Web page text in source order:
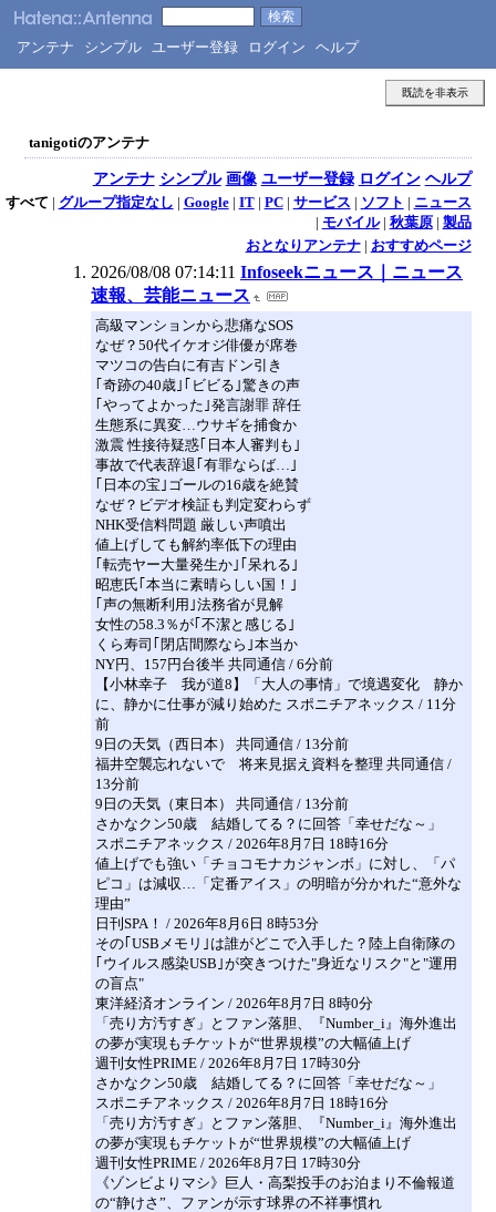
アンテナ シンプル ユーザー登録 ログイン ヘルプ
既読を非表示
tanigotiのアンテナ
アンテナ シンプル 画像 ユーザー登録 ログイン ヘルプ
すべて | グループ指定なし | Google| IT| PC| サービス | ソフト | ニュース
| モバイル| 秋葉原| 製品
おとなりアンテナ| おすすめページ
2026/08/08 07:14:11 Infoseekニュース｜ニュース
速報、芸能ニュース
高級マンションから悲痛なSOS
なぜ？50代イケオジ俳優が席巻
マツコの告白に有吉ドン引き
｢奇跡の40歳｣｢ビビる｣驚きの声
｢やってよかった｣発言謝罪 辞任
生態系に異変…ウサギを捕食か
激震 性接待疑惑｢日本人審判も｣
事故で代表辞退｢有罪ならば…｣
｢日本の宝｣ゴールの16歳を絶賛
なぜ？ビデオ検証も判定変わらず
NHK受信料問題 厳しい声噴出
値上げしても解約率低下の理由
｢転売ヤー大量発生か｣｢呆れる｣
昭恵氏｢本当に素晴らしい国！｣
｢声の無断利用｣法務省が見解
女性の58.3％が｢不潔と感じる｣
くら寿司｢閉店間際なら｣本当か
NY円、157円台後半 共同通信 / 6分前
【小林幸子 我が道8】「大人の事情」で境遇変化 静か
に、静かに仕事が減り始めた スポニチアネックス / 11分
前
9日の天気（西日本） 共同通信 / 13分前
福井空襲忘れないで 将来見据え資料を整理 共同通信 /
13分前
9日の天気（東日本） 共同通信 / 13分前
さかなクン50歳 結婚してる？に回答「幸せだな～」
スポニチアネックス / 2026年8月7日 18時16分
値上げでも強い「チョコモナカジャンボ」に対し、「パ
ピコ」は減収…「定番アイス」の明暗が分かれた“意外な
理由”
日刊SPA！ / 2026年8月6日 8時53分
その｢USBメモリ｣は誰がどこで入手した？陸上自衛隊の
｢ウイルス感染USB｣が突きつけた"身近なリスク"と"運用
の盲点"
東洋経済オンライン / 2026年8月7日 8時0分
「売り方汚すぎ」とファン落胆、『Number_i』海外進出
の夢が実現もチケットが“世界規模”の大幅値上げ
週刊女性PRIME / 2026年8月7日 17時30分
さかなクン50歳 結婚してる？に回答「幸せだな～」
スポニチアネックス / 2026年8月7日 18時16分
「売り方汚すぎ」とファン落胆、『Number_i』海外進出
の夢が実現もチケットが“世界規模”の大幅値上げ
週刊女性PRIME / 2026年8月7日 17時30分
《ゾンビよりマシ》巨人・高梨投手のお泊まり不倫報道
の“静けさ”、ファンが示す球界の不祥事慣れ